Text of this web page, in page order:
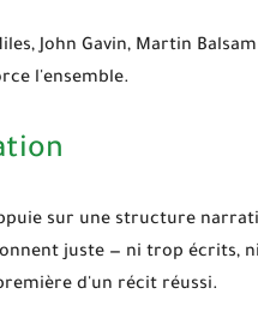
John Gavin, Martin
l'ensemble.
sur une structure
juste — ni trop écrits,
d'un récit réussi.